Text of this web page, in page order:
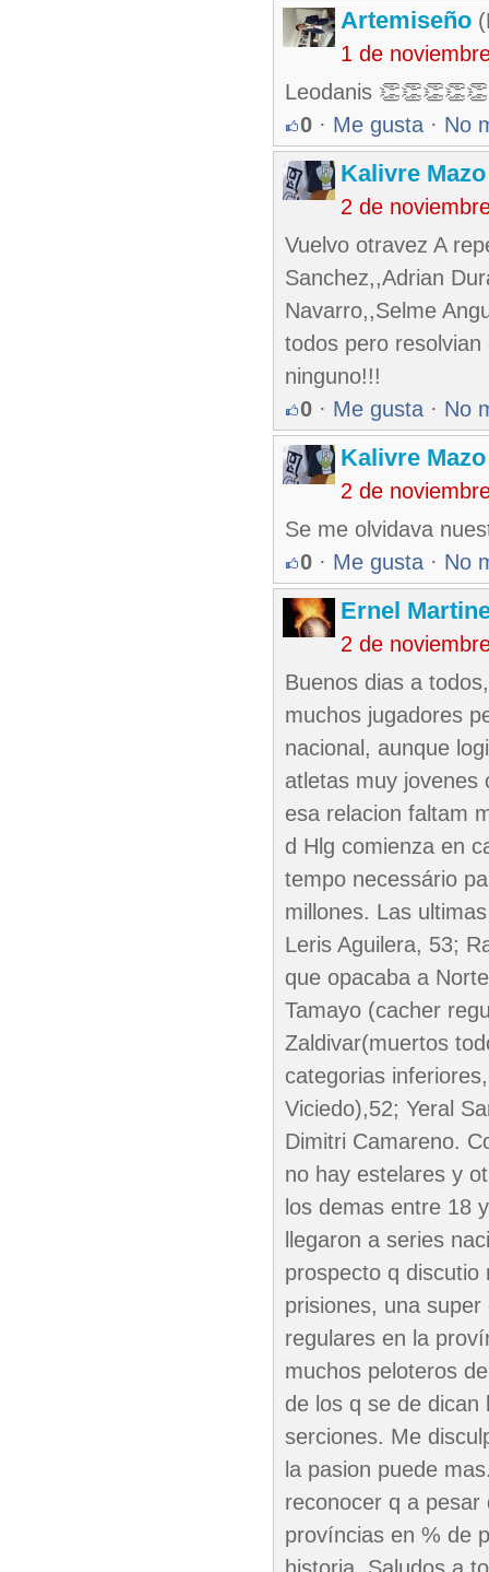
Artemiseño
1 de
Leodanis
0 · Me gusta · No
Kalivre
2 de
Vuelvo otravez A
Sanchez,,Adrian
Navarro,,Selme
todos pero
ninguno!!!
0 · Me gusta · No
Kalivre
2 de
Se me olvidava
0 · Me gusta · No
Ernel
2 de
Buenos dias a
muchos jugadores
nacional, aunque
atletas muy jovenes
esa relacion faltam
d Hlg comienza en
tempo necessário
millones. Las
Leris Aguilera, 53;
que opacaba a
Tamayo (cacher
Zaldivar(muertos
categorias
Viciedo),52; Yeral
Dimitri Camareno.
no hay estelares y
los demas entre 18
llegaron a series
prospecto q discutio
prisiones, una
regulares en la
muchos peloteros
de los q se de
serciones. Me
la pasion puede
reconocer q a
províncias en % de